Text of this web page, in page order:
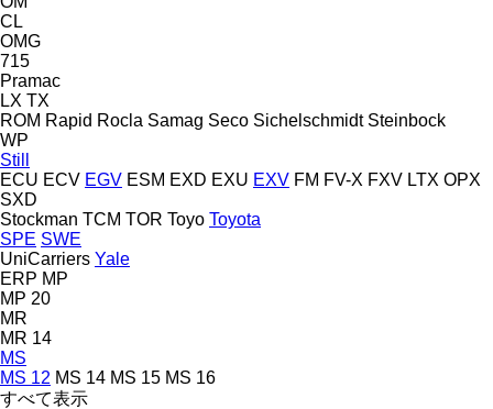
CL
OMG
715
Pramac
LX TX
ROM Rapid Rocla Samag Seco Sichelschmidt Steinbock
WP
Still
ECU ECV EGV ESM EXD EXU EXV FM FV-X FXV LTX OPX
SXD
Stockman TCM TOR Toyo Toyota
SPE SWE
UniCarriers Yale
ERP MP
MP 20
MR
MR 14
MS
MS 12 MS 14 MS 15 MS 16
すべて表示